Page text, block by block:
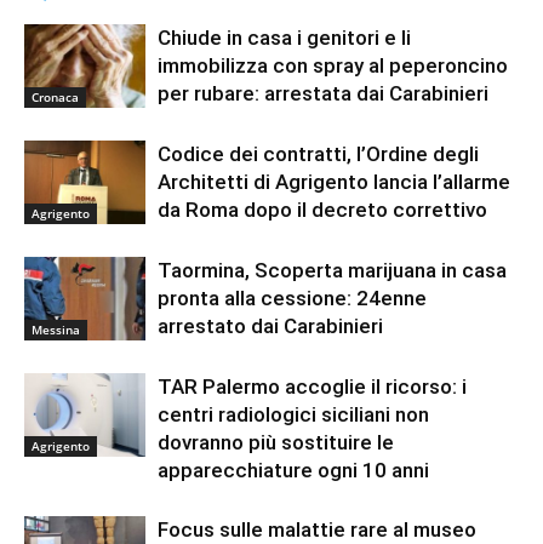
Cronaca
Chiude in casa i genitori e li
immobilizza con spray al peperoncino
per rubare: arrestata dai Carabinieri
Agrigento
Codice dei contratti, l’Ordine degli
Architetti di Agrigento lancia l’allarme
da Roma dopo il decreto correttivo
Messina
Taormina, Scoperta marijuana in casa
pronta alla cessione: 24enne
arrestato dai Carabinieri
Agrigento
TAR Palermo accoglie il ricorso: i
centri radiologici siciliani non
dovranno più sostituire le
apparecchiature ogni 10 anni
Focus sulle malattie rare al museo